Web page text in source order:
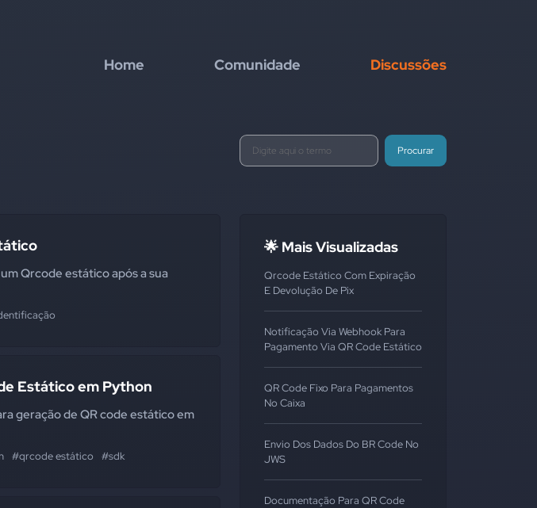
Home Comunidade Discussões
Procurar
Qrcode estático após a sua
Estático em Python
geração de QR code estático em
#qrcode estático #sdk
🌟 Mais Visualizadas
Qrcode Estático Com Expiração
E Devolução De Pix
Notificação Via Webhook Para
Pagamento Via QR Code Estático
QR Code Fixo Para Pagamentos
No Caixa
Envio Dos Dados Do BR Code No
JWS
Documentação Para QR Code